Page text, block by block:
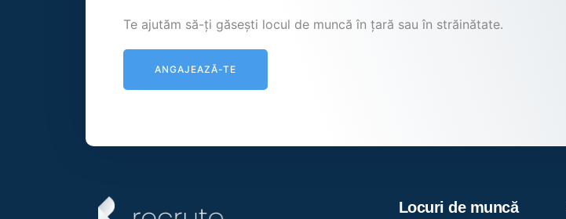
Te ajutăm să-ți găsești locul de muncă în țară sau în străinătate.
ANGAJEAZĂ-TE
Locuri de muncă